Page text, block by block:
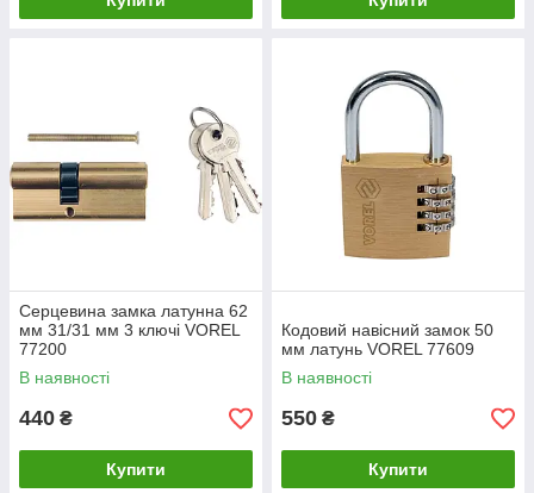
Серцевина замка латунна 62
мм 31/31 мм 3 ключі VOREL
77200
В наявності
440 ₴
Купити
Кодовий навісний замок 50
мм латунь VOREL 77609
В наявності
550 ₴
Купити